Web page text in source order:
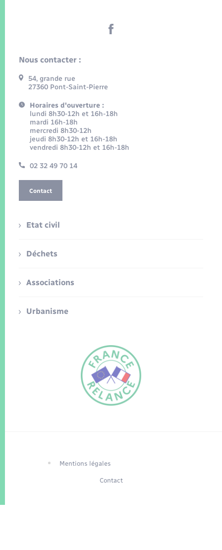
Nous contacter :
54, grande rue
27360 Pont-Saint-Pierre
Horaires d'ouverture :
lundi 8h30-12h et 16h-18h
mardi 16h-18h
mercredi 8h30-12h
jeudi 8h30-12h et 16h-18h
vendredi 8h30-12h et 16h-18h
02 32 49 70 14
Contact
Etat civil
Déchets
Associations
Urbanisme
Mentions légales
Contact